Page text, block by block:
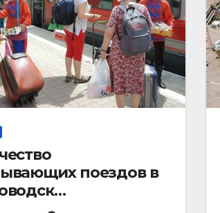
поездов в